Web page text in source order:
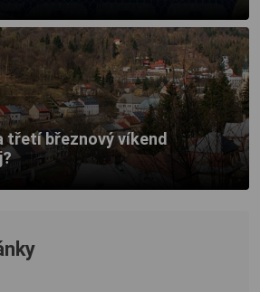
třetí březnový víkend